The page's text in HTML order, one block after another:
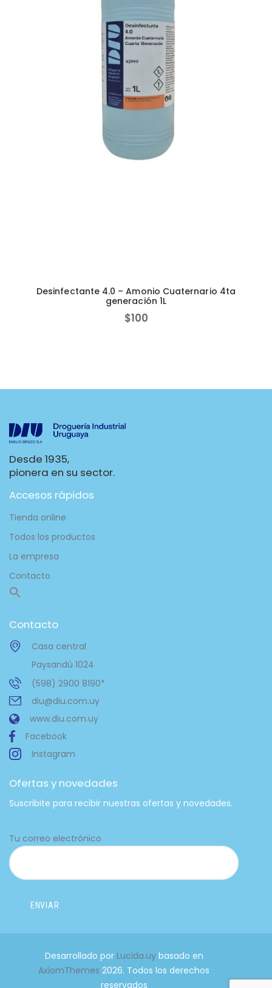
Desinfectante 4.0 – Amonio Cuaternario 4ta
generación 1L
$100
Desde 1935,
pionera en su sector.
Accesos rápidos
Tienda online
Todos los productos
La empresa
Contacto
Contacto
Casa central
Paysandú 1024
(598) 2900 8190*
diu@diu.com.uy
www.diu.com.uy
Facebook
Instagram
Ofertas y novedades
Suscribite para recibir nuestras ofertas y novedades.
Tu correo electrónico
Desarrollado por Lucida.uy basado en
AxiomThemes 2026. Todos los derechos
reservados